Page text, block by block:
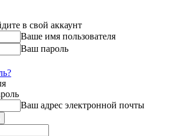
в свой аккаунт
Ваше имя пользователя
Ваш пароль
Ваш адрес электронной почты